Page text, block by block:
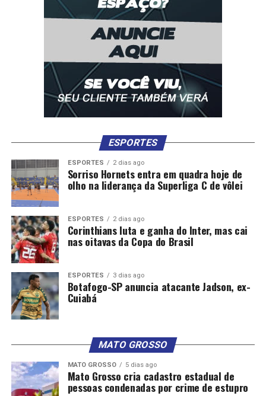
ESPORTES
ESPORTES 2 dias ago
Sorriso Hornets entra em quadra hoje de
olho na liderança da Superliga C de vôlei
ESPORTES 2 dias ago
Corinthians luta e ganha do Inter, mas cai
nas oitavas da Copa do Brasil
ESPORTES 3 dias ago
Botafogo-SP anuncia atacante Jadson, ex-
Cuiabá
MATO GROSSO
MATO GROSSO 5 dias ago
Mato Grosso cria cadastro estadual de
pessoas condenadas por crime de estupro